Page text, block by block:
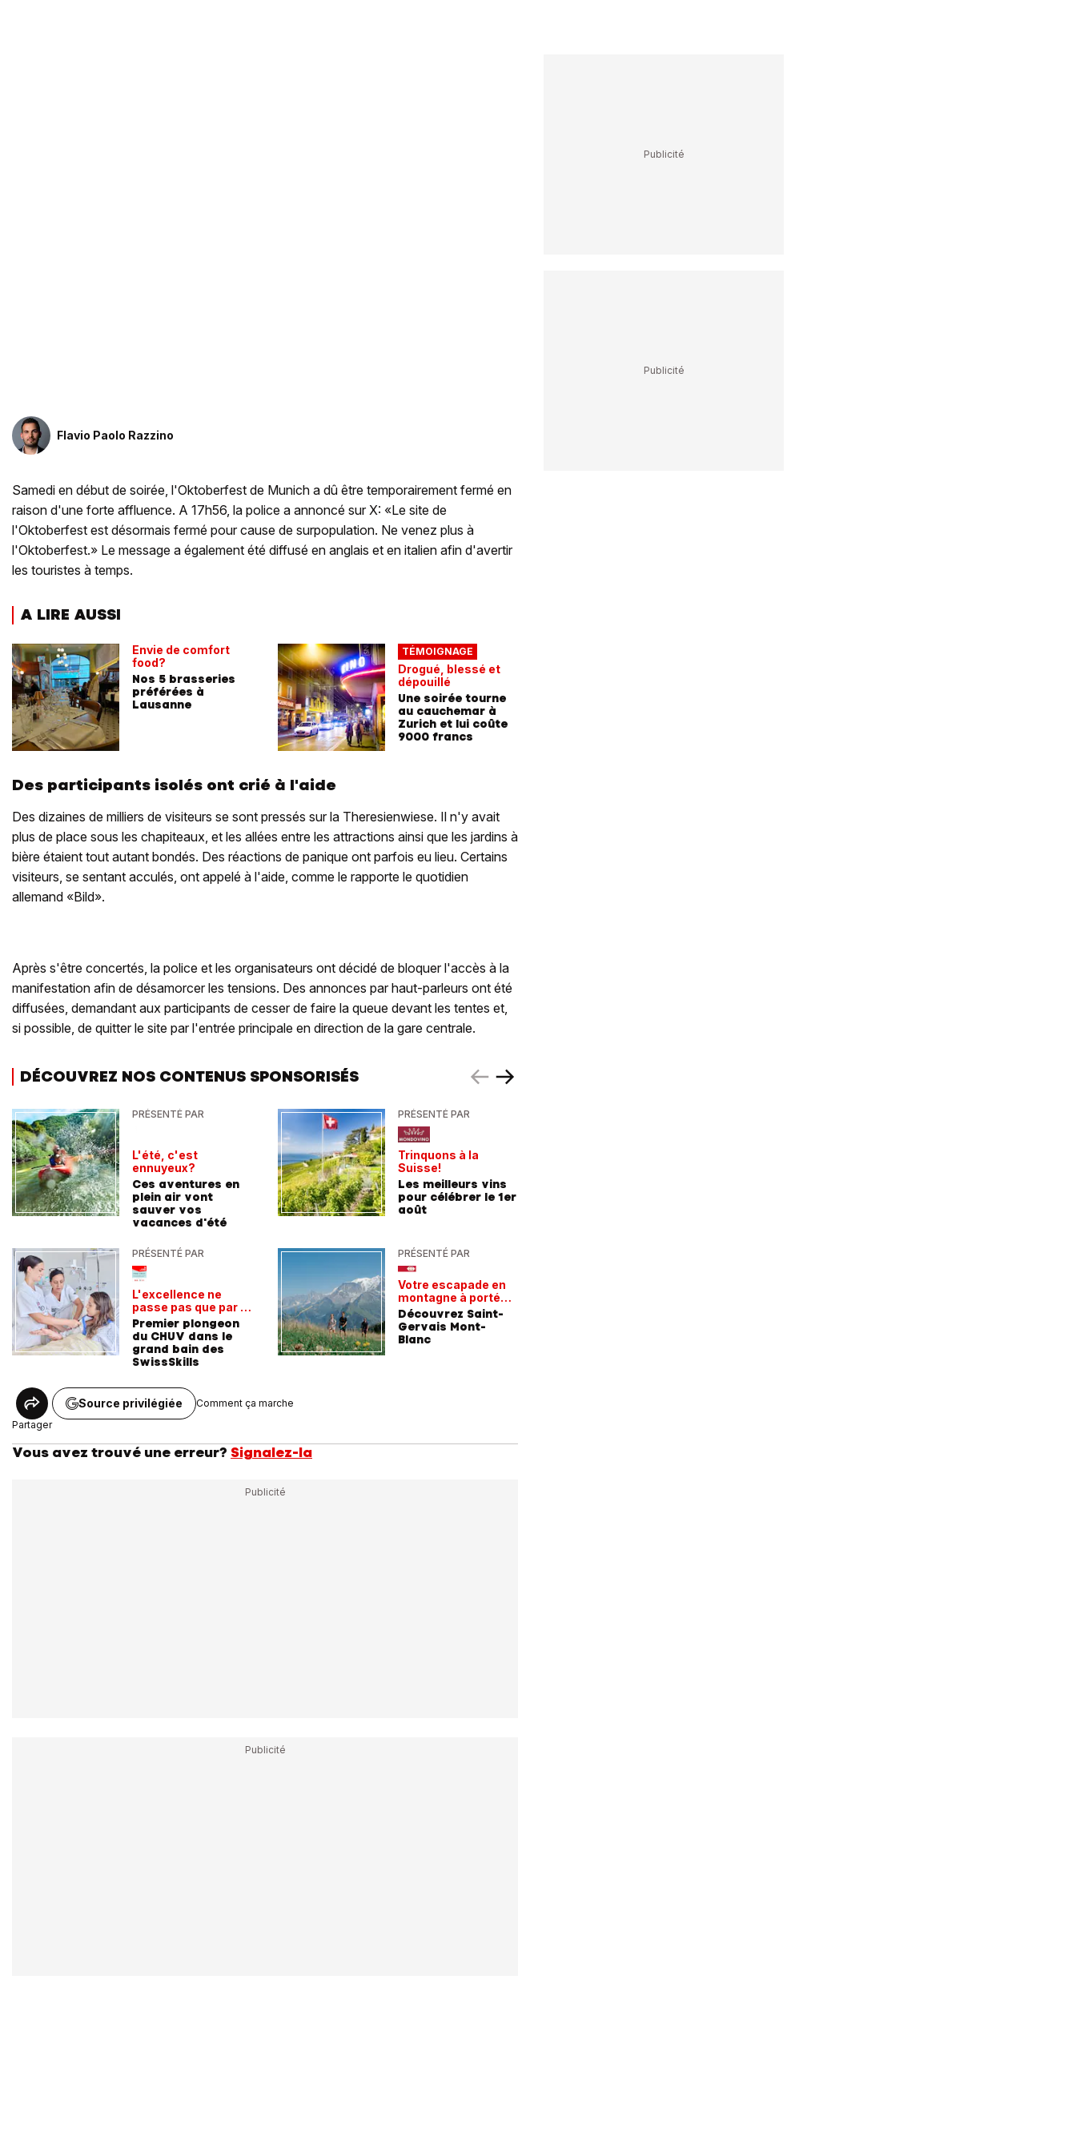
Flavio Paolo Razzino
Samedi en début de soirée, l'Oktoberfest de Munich a dû être temporairement fermé en
raison d'une forte affluence. A 17h56, la police a annoncé sur X: «Le site de
l'Oktoberfest est désormais fermé pour cause de surpopulation. Ne venez plus à
l'Oktoberfest.» Le message a également été diffusé en anglais et en italien afin d'avertir
les touristes à temps.
A LIRE AUSSI
Envie de comfort
food?
Nos 5 brasseries
préférées à
Lausanne
TÉMOIGNAGE
Drogué, blessé et
dépouillé
Une soirée tourne
au cauchemar à
Zurich et lui coûte
9000 francs
Des participants isolés ont crié à l'aide
Des dizaines de milliers de visiteurs se sont pressés sur la Theresienwiese. Il n'y avait
plus de place sous les chapiteaux, et les allées entre les attractions ainsi que les jardins à
bière étaient tout autant bondés. Des réactions de panique ont parfois eu lieu. Certains
visiteurs, se sentant acculés, ont appelé à l'aide, comme le rapporte le quotidien
allemand «Bild».
Après s'être concertés, la police et les organisateurs ont décidé de bloquer l'accès à la
manifestation afin de désamorcer les tensions. Des annonces par haut-parleurs ont été
diffusées, demandant aux participants de cesser de faire la queue devant les tentes et,
si possible, de quitter le site par l'entrée principale en direction de la gare centrale.
DÉCOUVREZ NOS CONTENUS SPONSORISÉS
PRÉSENTÉ PAR
L'été, c'est
ennuyeux?
Ces aventures en
plein air vont
sauver vos
vacances d'été
PRÉSENTÉ PAR
L'excellence ne
passe pas que par la
voie académique
Premier plongeon
du CHUV dans le
grand bain des
SwissSkills
PRÉSENTÉ PAR
Trinquons à la
Suisse!
Les meilleurs vins
pour célébrer le 1er
août
PRÉSENTÉ PAR
Votre escapade en
montagne à portée
de train
Découvrez Saint-
Gervais Mont-
Blanc
Partager
Source privilégiée Comment ça marche
Vous avez trouvé une erreur? Signalez-la